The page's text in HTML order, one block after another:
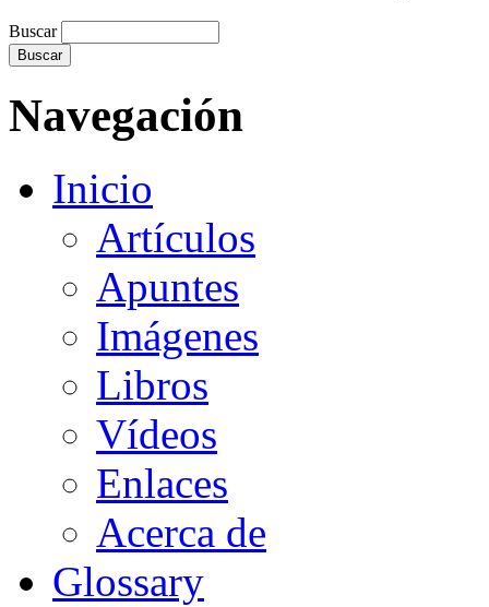
Buscar
Navegación
Inicio
Artículos
Apuntes
Imágenes
Libros
Vídeos
Enlaces
Acerca de
Glossary